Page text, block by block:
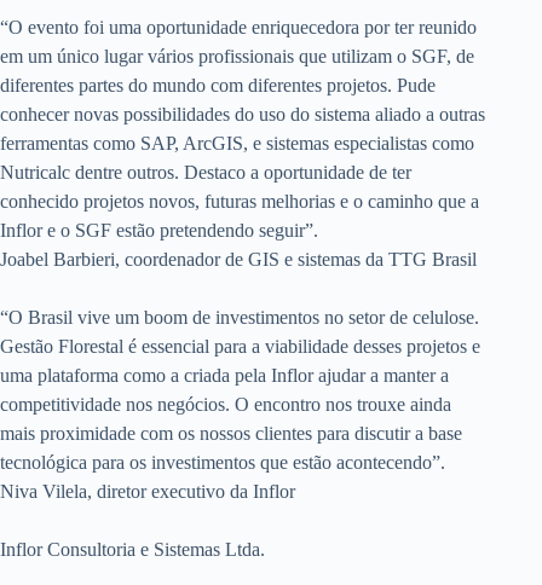
“O evento foi uma oportunidade enriquecedora por ter reunido
em um único lugar vários profissionais que utilizam o SGF, de
diferentes partes do mundo com diferentes projetos. Pude
conhecer novas possibilidades do uso do sistema aliado a outras
ferramentas como SAP, ArcGIS, e sistemas especialistas como
Nutricalc dentre outros. Destaco a oportunidade de ter
conhecido projetos novos, futuras melhorias e o caminho que a
Inflor e o SGF estão pretendendo seguir”.
Joabel Barbieri, coordenador de GIS e sistemas da TTG Brasil
“O Brasil vive um boom de investimentos no setor de celulose.
Gestão Florestal é essencial para a viabilidade desses projetos e
uma plataforma como a criada pela Inflor ajudar a manter a
competitividade nos negócios. O encontro nos trouxe ainda
mais proximidade com os nossos clientes para discutir a base
tecnológica para os investimentos que estão acontecendo”.
Niva Vilela, diretor executivo da Inflor
Inflor Consultoria e Sistemas Ltda.